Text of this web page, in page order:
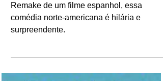
Wilde
Remake de um filme espanhol, essa